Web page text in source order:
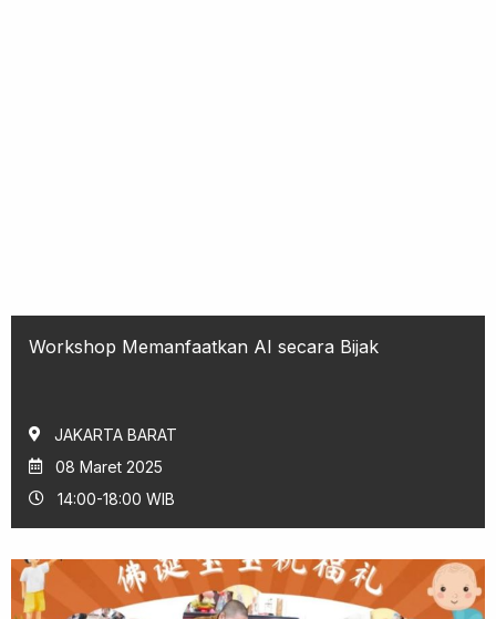
Workshop Memanfaatkan AI secara Bijak
JAKARTA BARAT
08 Maret 2025
14:00-18:00 WIB